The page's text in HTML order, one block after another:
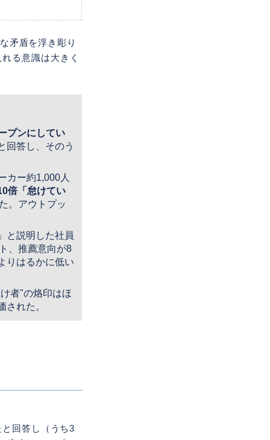
矛盾を浮き彫り
る意識は大きく
プンにしてい
回答し、そのう
カー約1,000人
倍「怠けてい
。アウトプッ
と説明した社員
、推薦意向が8
りはるかに低い
者"の烙印はほ
れた。
回答し（うち3